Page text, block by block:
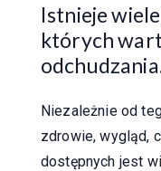
Istnieje
których
Niezależnie od
zdrowie, wygląd,
dostępnych jest